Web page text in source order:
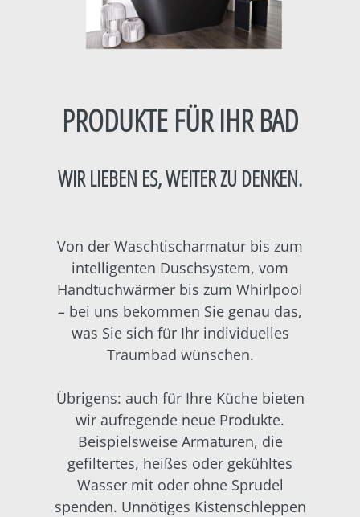
PRODUKTE FÜR IHR BAD
WIR LIEBEN ES, WEITER ZU DENKEN.
Von der Waschtischarmatur bis zum
intelligenten Duschsystem, vom
Handtuchwärmer bis zum Whirlpool
– bei uns bekommen Sie genau das,
was Sie sich für Ihr individuelles
Traumbad wünschen.
Übrigens: auch für Ihre Küche bieten
wir aufregende neue Produkte.
Beispielsweise Armaturen, die
gefiltertes, heißes oder gekühltes
Wasser mit oder ohne Sprudel
spenden. Unnötiges Kistenschleppen